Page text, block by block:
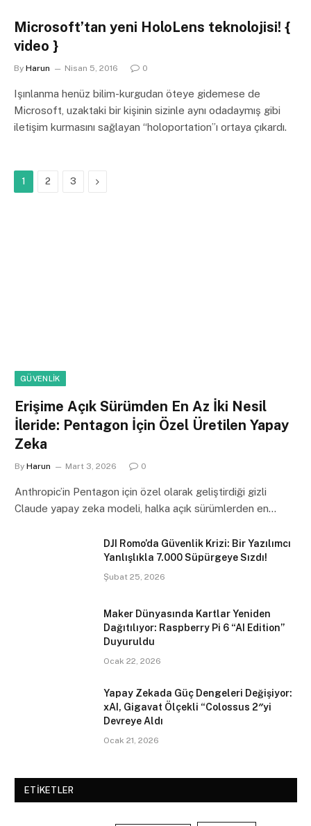
Microsoft’tan yeni HoloLens teknolojisi! {
video }
By Harun Nisan 5, 2016 0
Işınlanma henüz bilim-kurgudan öteye gidemese de
Microsoft, uzaktaki bir kişinin sizinle aynı odadaymış gibi
iletişim kurmasını sağlayan “holoportation”ı ortaya çıkardı.
1 2 3 Next
GÜVENLIK
Erişime Açık Sürümden En Az İki Nesil
İleride: Pentagon İçin Özel Üretilen Yapay
Zeka
By Harun Mart 3, 2026 0
Anthropic’in Pentagon için özel olarak geliştirdiği gizli
Claude yapay zeka modeli, halka açık sürümlerden en…
DJI Romo’da Güvenlik Krizi: Bir Yazılımcı
Yanlışlıkla 7.000 Süpürgeye Sızdı!
Şubat 25, 2026
Maker Dünyasında Kartlar Yeniden
Dağıtılıyor: Raspberry Pi 6 “AI Edition”
Duyuruldu
Ocak 22, 2026
Yapay Zekada Güç Dengeleri Değişiyor:
xAI, Gigavat Ölçekli “Colossus 2″yi
Devreye Aldı
Ocak 21, 2026
ETIKETLER